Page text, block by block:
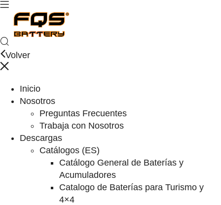
Volver
Inicio
Nosotros
Preguntas Frecuentes
Trabaja con Nosotros
Descargas
Catálogos (ES)
Catálogo General de Baterías y
Acumuladores
Catalogo de Baterías para Turismo y
4×4